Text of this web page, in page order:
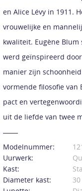
en Alice Lévy in 1911.
vrouwelijke en
kwaliteit. Eugène
werd geïnspireerd
manier zijn
vormende filosofie van
pact en
uit de liefde van twee
Modelnummer:
Uurwerk:
Kast:
Diameter kast: